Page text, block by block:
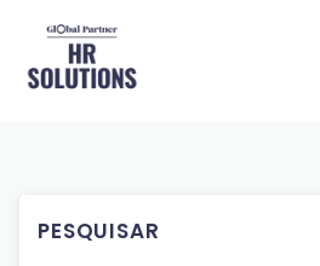
PESQUISAR